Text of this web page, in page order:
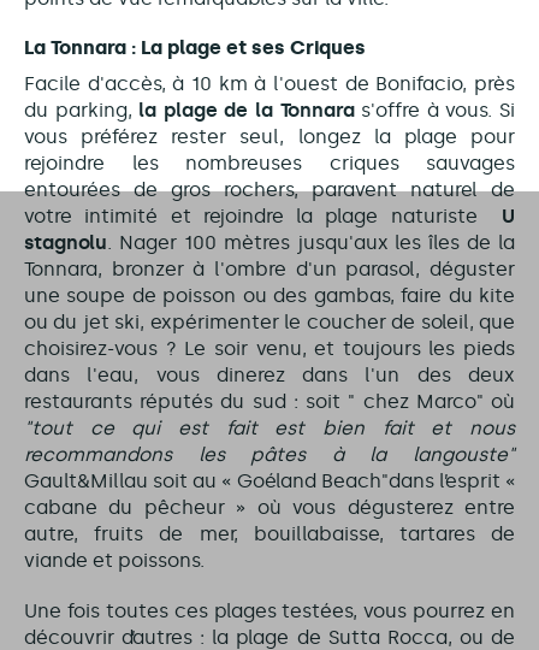
La Tonnara : La plage et ses Criques
Facile d'accès, à 10 km à l'ouest de Bonifacio, près
du parking, la plage de la Tonnaras'offre à vous. Si
vous préférez rester seul, longez la plage pour
rejoindre les nombreuses criques sauvages
entourées de gros rochers, paravent naturel de
votre intimité et rejoindre la plage naturiste
U
stagnolu. Nager 100 mètres jusqu'aux les îles de la
Tonnara, bronzer à l'ombre d'un parasol, déguster
une soupe de poisson ou des gambas, faire du kite
ou du jet ski, expérimenter le coucher de soleil, que
choisirez-vous ? Le soir venu, et toujours les pieds
dans l'eau, vous dinerez dans l'un des deux
restaurants réputés du sud : soit " chez Marco" où
"tout ce qui est fait est bien fait et nous
recommandons les pâtes à la langouste"
Gault&Millau soit au « Goéland Beach"dans l’esprit «
cabane du pêcheur » où vous dégusterez entre
autre, fruits de mer, bouillabaisse, tartares de
viande et poissons.
Une fois toutes ces plages testées, vous pourrez en
découvrir d’autres : la plage de Sutta Rocca, ou de